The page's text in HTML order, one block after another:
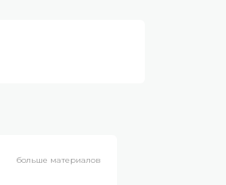
больше материалов